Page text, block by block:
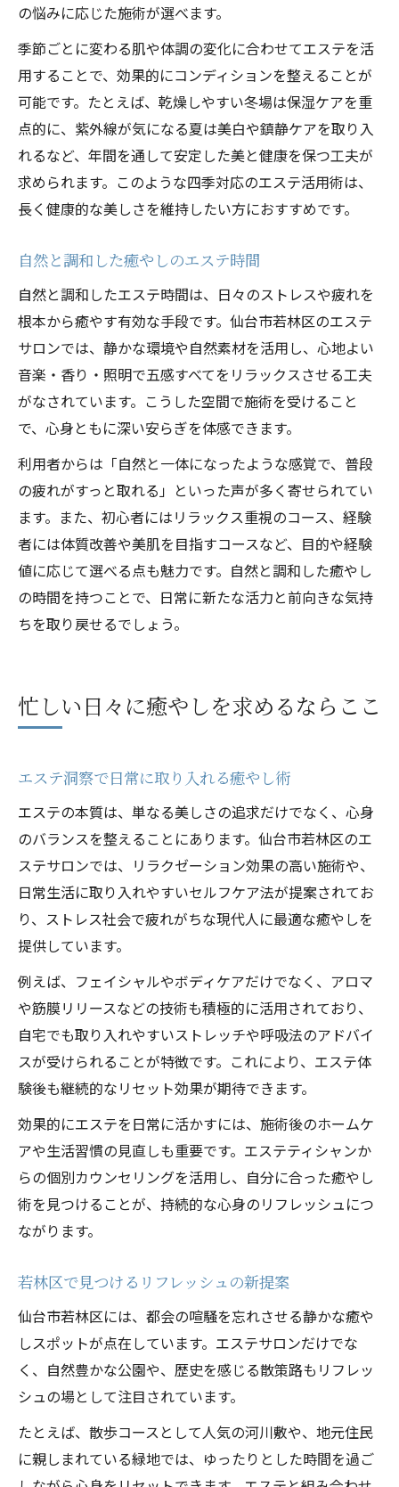
の悩みに応じた施術が選べます。
季節ごとに変わる肌や体調の変化に合わせてエステを活
用することで、効果的にコンディションを整えることが
可能です。たとえば、乾燥しやすい冬場は保湿ケアを重
点的に、紫外線が気になる夏は美白や鎮静ケアを取り入
れるなど、年間を通して安定した美と健康を保つ工夫が
求められます。このような四季対応のエステ活用術は、
長く健康的な美しさを維持したい方におすすめです。
自然と調和した癒やしのエステ時間
自然と調和したエステ時間は、日々のストレスや疲れを
根本から癒やす有効な手段です。仙台市若林区のエステ
サロンでは、静かな環境や自然素材を活用し、心地よい
音楽・香り・照明で五感すべてをリラックスさせる工夫
がなされています。こうした空間で施術を受けること
で、心身ともに深い安らぎを体感できます。
利用者からは「自然と一体になったような感覚で、普段
の疲れがすっと取れる」といった声が多く寄せられてい
ます。また、初心者にはリラックス重視のコース、経験
者には体質改善や美肌を目指すコースなど、目的や経験
値に応じて選べる点も魅力です。自然と調和した癒やし
の時間を持つことで、日常に新たな活力と前向きな気持
ちを取り戻せるでしょう。
忙しい日々に癒やしを求めるならここ
エステ洞察で日常に取り入れる癒やし術
エステの本質は、単なる美しさの追求だけでなく、心身
のバランスを整えることにあります。仙台市若林区のエ
ステサロンでは、リラクゼーション効果の高い施術や、
日常生活に取り入れやすいセルフケア法が提案されてお
り、ストレス社会で疲れがちな現代人に最適な癒やしを
提供しています。
例えば、フェイシャルやボディケアだけでなく、アロマ
や筋膜リリースなどの技術も積極的に活用されており、
自宅でも取り入れやすいストレッチや呼吸法のアドバイ
スが受けられることが特徴です。これにより、エステ体
験後も継続的なリセット効果が期待できます。
効果的にエステを日常に活かすには、施術後のホームケ
アや生活習慣の見直しも重要です。エステティシャンか
らの個別カウンセリングを活用し、自分に合った癒やし
術を見つけることが、持続的な心身のリフレッシュにつ
ながります。
若林区で見つけるリフレッシュの新提案
仙台市若林区には、都会の喧騒を忘れさせる静かな癒や
しスポットが点在しています。エステサロンだけでな
く、自然豊かな公園や、歴史を感じる散策路もリフレッ
シュの場として注目されています。
たとえば、散歩コースとして人気の河川敷や、地元住民
に親しまれている緑地では、ゆったりとした時間を過ご